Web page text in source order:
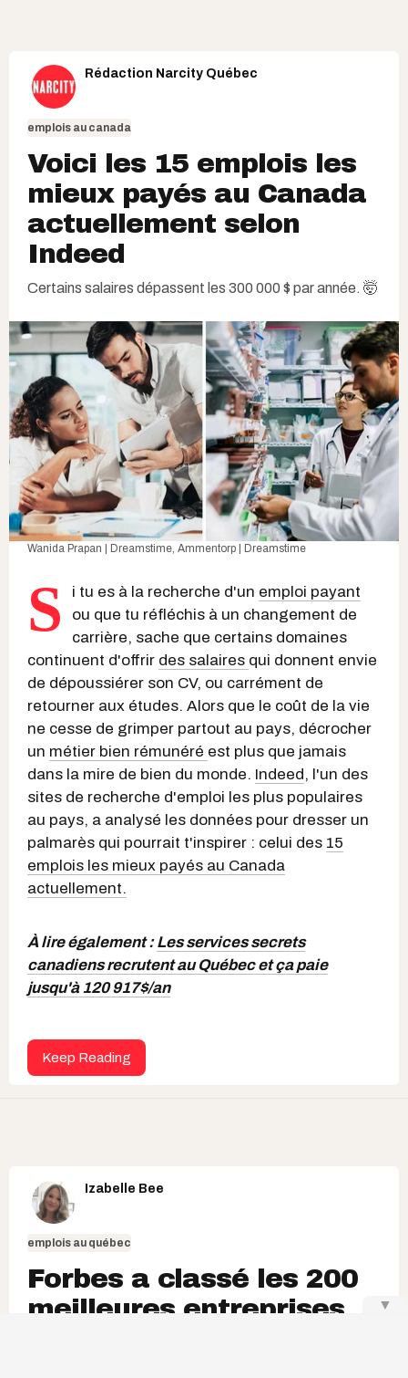
Rédaction Narcity Québec
emplois au canada
Voici les 15 emplois les
mieux payés au Canada
actuellement selon
Indeed
Certains salaires dépassent les 300 000 $ par année. 🤯
Wanida Prapan | Dreamstime Ammentorp | Dreamstime
S i tu es à la recherche d'un emploi payant
ou que tu réfléchis à un changement de
carrière, sache que certains domaines
continuent d'offrir des salaires qui donnent envie
de dépoussiérer son CV, ou carrément de
retourner aux études. Alors que le coût de la vie
ne cesse de grimper partout au pays, décrocher
un métier bien rémunéré est plus que jamais
dans la mire de bien du monde. Indeed, l'un des
sites de recherche d'emploi les plus populaires
au pays, a analysé les données pour dresser un
palmarès qui pourrait t'inspirer : celui des 15
emplois les mieux payés au Canada
actuellement.
À lire également :Les services secrets
canadiens recrutent au Québec et ça paie
jusqu'à 120 917$/an
Keep Reading
Izabelle Bee
emplois au québec
Forbes a classé les 200
meilleures entreprises
▼